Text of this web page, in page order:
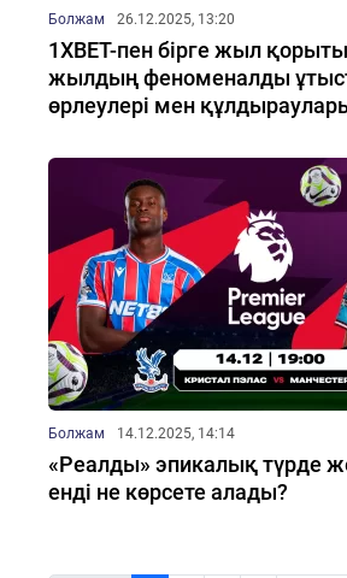
Болжам 26.12.2025, 13:20
1XBET-пен бірге жыл
жылдың феноменалды
өрлеулері мен
Болжам 14.12.2025, 14:14
«Реалды» эпикалық түрде
енді не көрсете алады?